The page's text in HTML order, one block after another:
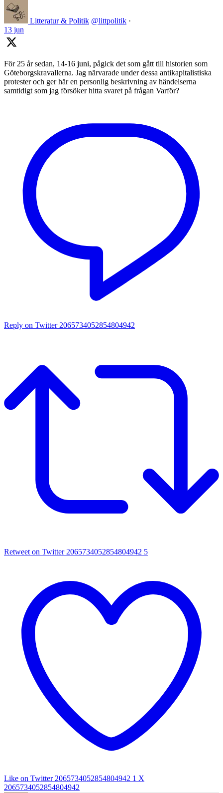
Litteratur & Politik @littpolitik ·
13 jun
För 25 år sedan, 14-16 juni, pågick det som gått till historien som
Göteborgskravallerna. Jag närvarade under dessa antikapitalistiska
protester och ger här en personlig beskrivning av händelserna
samtidigt som jag försöker hitta svaret på frågan Varför?
Reply on Twitter 2065734052854804942
Retweet on Twitter 2065734052854804942 5
Like on Twitter 2065734052854804942 1 X
2065734052854804942